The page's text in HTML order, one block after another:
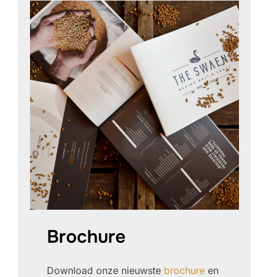
Brochure
Download onze nieuwste brochureen